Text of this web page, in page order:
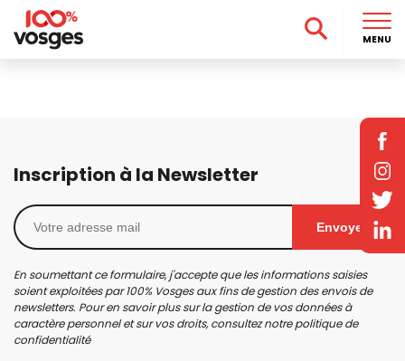
Inscription à la Newsletter
Envoyer
En soumettant ce formulaire, j'accepte que les informations saisies
soient exploitées par 100% Vosges aux fins de gestion des envois de
newsletters. Pour en savoir plus sur la gestion de vos données à
caractère personnel et sur vos droits, consultez notrepolitique de
confidentialité
MENU